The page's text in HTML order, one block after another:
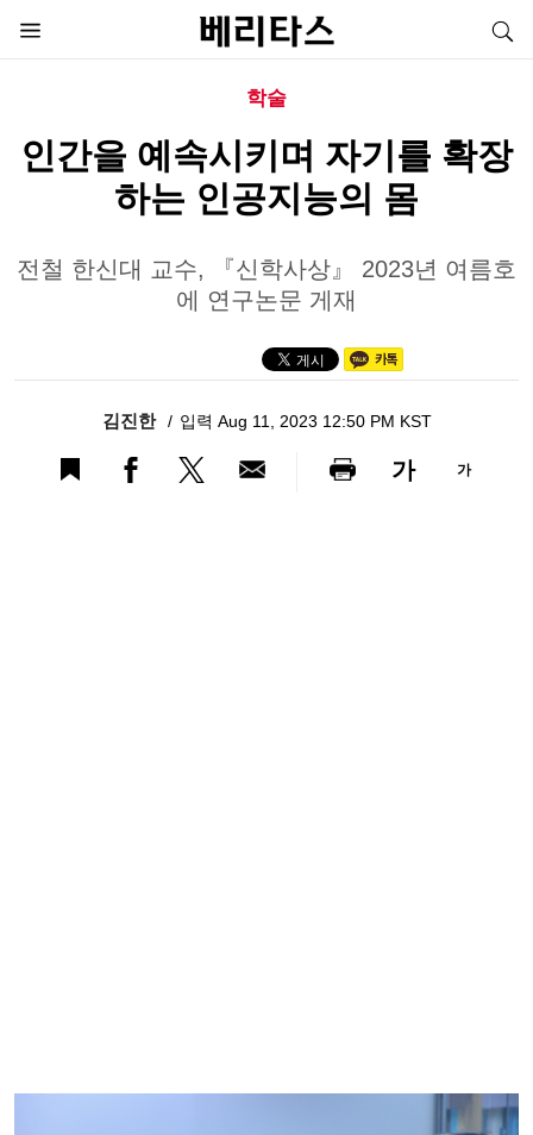
학술
인간을 예속시키며 자기를 확장
하는 인공지능의 몸
전철 한신대 교수, 『신학사상』 2023년 여름호
에 연구논문 게재
김진한 입력 Aug 11, 2023 12:50 PM KST
가 가